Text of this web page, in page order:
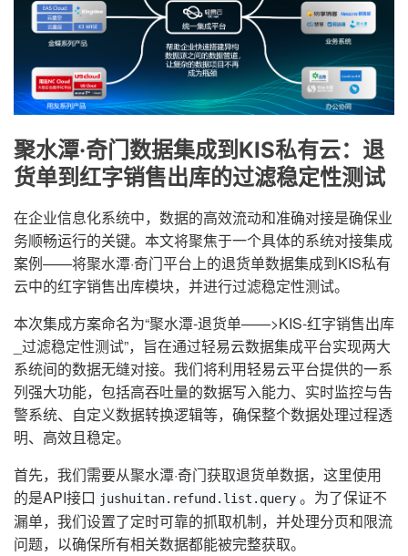
聚水潭·奇门数据集成到KIS私有云：退
货单到红字销售出库的过滤稳定性测试
在企业信息化系统中，数据的高效流动和准确对接是确保业
务顺畅运行的关键。本文将聚焦于一个具体的系统对接集成
案例——将聚水潭·奇门平台上的退货单数据集成到KIS私有
云中的红字销售出库模块，并进行过滤稳定性测试。
本次集成方案命名为“聚水潭-退货单——>KIS-红字销售出库
_过滤稳定性测试”，旨在通过轻易云数据集成平台实现两大
系统间的数据无缝对接。我们将利用轻易云平台提供的一系
列强大功能，包括高吞吐量的数据写入能力、实时监控与告
警系统、自定义数据转换逻辑等，确保整个数据处理过程透
明、高效且稳定。
首先，我们需要从聚水潭·奇门获取退货单数据，这里使用
的是API接口 jushuitan.refund.list.query 。为了保证不
漏单，我们设置了定时可靠的抓取机制，并处理分页和限流
问题，以确保所有相关数据都能被完整获取。